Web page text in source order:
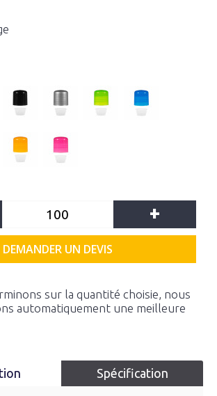
+
DEMANDER UN DEVIS
sur la quantité choisie, nous
automatiquement une meilleure
Spécification